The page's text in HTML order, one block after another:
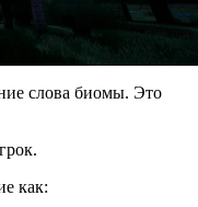
слова биомы. Это
как: